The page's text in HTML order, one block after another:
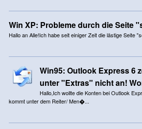
Win XP: Probleme durch die Seite
Hallo an Alle!Ich habe seit einiger Zeit die lästige Seite
Win95: Outlook Express 6
unter "Extras" nicht an!
Hallo,Ich wollte die Konten bei Outlook
kommt unter dem Reiter/ Men�...